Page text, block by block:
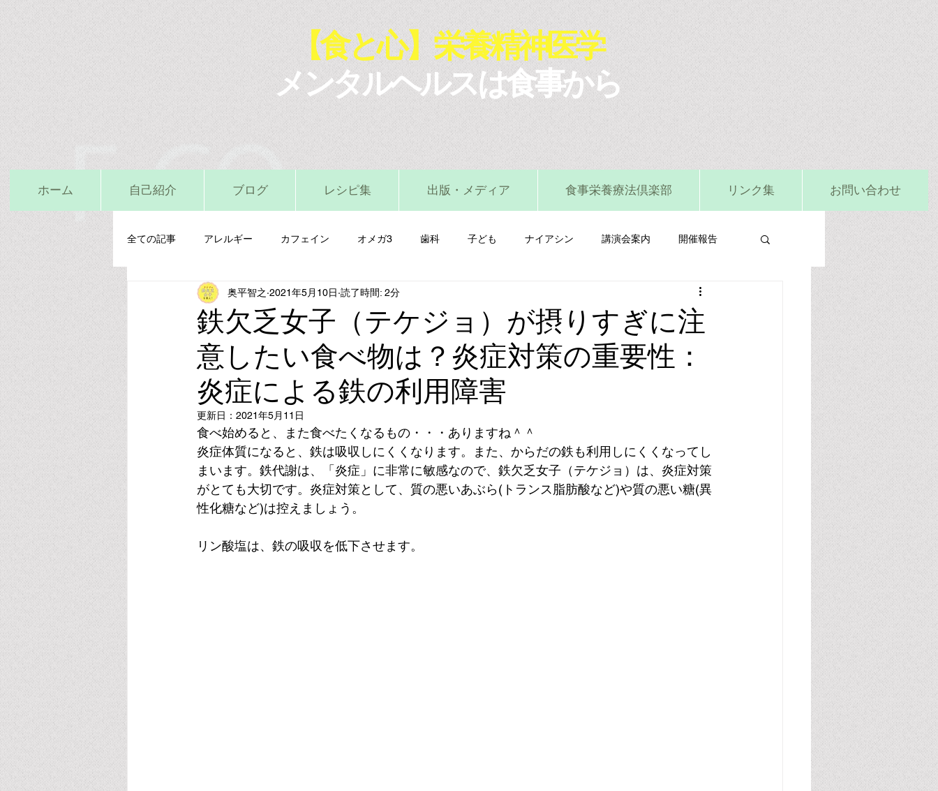
【食と心】栄養精神医学
メンタルヘルスは食事から
ホーム 自己紹介 ブログ レシピ集 出版・メディア 食事栄養療法倶楽部 リンク集 お問い合わせ
全ての記事 アレルギー カフェイン オメガ3 歯科 子ども ナイアシン 講演会案内 開催報告
栄養精神医学 鉄 亜鉛 マグネシウム
ビタミンE オキシトシン 血液栄養解析 漢方・鍼灸 食事・美容・レシピ 皮膚・腸管・グルテン・カゼイン
スポーツ・運動・睡眠 リラクゼーション 心理学 血糖・副腎疲労
葉酸・メチレーション アルコール
鉄欠乏女子（テケジョ）が摂りすぎに注
意したい食べ物は？炎症対策の重要性：
炎症による鉄の利用障害
奥平智之 2021年5月10日 読了時間: 2分
更新日： 2021年5月11日
食べ始めると、また食べたくなるもの・・・ありますね＾＾
炎症体質になると、鉄は吸収しにくくなります。また、からだの鉄も利用しにくくなってし
まいます。鉄代謝は、「炎症」に非常に敏感なので、鉄欠乏女子（テケジョ）は、炎症対策
がとても大切です。炎症対策として、質の悪いあぶら(トランス脂肪酸など)や質の悪い糖(異
性化糖など)は控えましょう。
リン酸塩は、鉄の吸収を低下させます。